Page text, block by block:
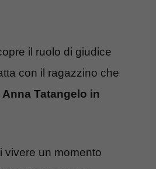
il ruolo di giudice
con il ragazzino che
Anna Tatangelo in
vivere un momento